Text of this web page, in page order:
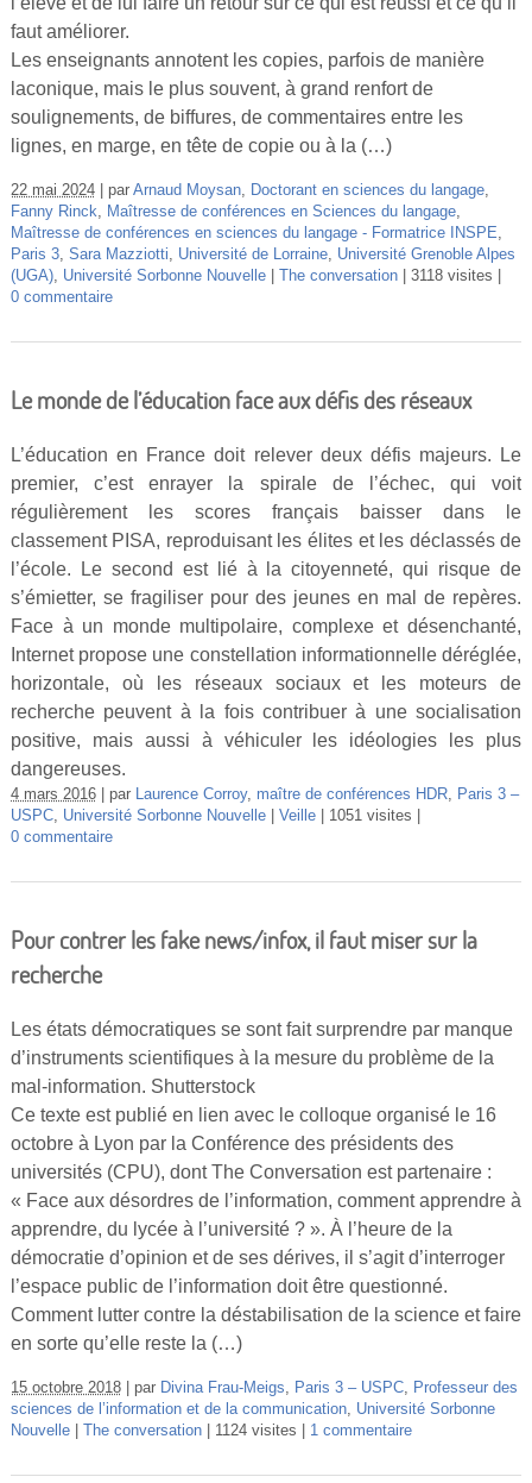
faut améliorer.
Les enseignants annotent les copies, parfois de manière
laconique, mais le plus souvent, à grand renfort de
soulignements, de biffures, de commentaires entre les
lignes, en marge, en tête de copie ou à la (…)
22 mai 2024 par Arnaud Moysan, Doctorant en sciences du langage,
Fanny Rinck, Maîtresse de conférences en Sciences du langage,
Maîtresse de conférences en sciences du langage - Formatrice INSPE,
Paris 3, Sara Mazziotti, Université de Lorraine, Université Grenoble Alpes
(UGA), Université Sorbonne Nouvelle The conversation
3118 visites
0 commentaire
Le monde de l’éducation face aux défis des réseaux
L’éducation en France doit relever deux défis majeurs. Le
premier, c’est enrayer la spirale de l’échec, qui voit
régulièrement les scores français baisser dans le
classement PISA, reproduisant les élites et les déclassés de
l’école. Le second est lié à la citoyenneté, qui risque de
s’émietter, se fragiliser pour des jeunes en mal de repères.
Face à un monde multipolaire, complexe et désenchanté,
Internet propose une constellation informationnelle déréglée,
horizontale, où les réseaux sociaux et les moteurs de
recherche peuvent à la fois contribuer à une socialisation
positive, mais aussi à véhiculer les idéologies les plus
dangereuses.
4 mars 2016 par Laurence Corroy, maître de conférences HDR, Paris 3 –
USPC, Université Sorbonne Nouvelle Veille
1051 visites
0 commentaire
Pour contrer les fake news/infox, il faut miser sur la
recherche
Les états démocratiques se sont fait surprendre par manque
d’instruments scientifiques à la mesure du problème de la
mal-information. Shutterstock
Ce texte est publié en lien avec le colloque organisé le 16
octobre à Lyon par la Conférence des présidents des
universités (CPU), dont The Conversation est partenaire :
« Face aux désordres de l’information, comment apprendre à
apprendre, du lycée à l’université ? ». À l’heure de la
démocratie d’opinion et de ses dérives, il s’agit d’interroger
l’espace public de l’information doit être questionné.
Comment lutter contre la déstabilisation de la science et faire
en sorte qu’elle reste la (…)
15 octobre 2018 par Divina Frau-Meigs, Paris 3 – USPC, Professeur des
sciences de l’information et de la communication, Université Sorbonne
Nouvelle
The conversation 1124 visites 1 commentaire